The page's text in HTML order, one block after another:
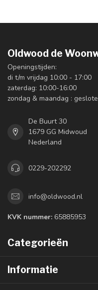
Oldwood de
Openingstijden:
di t/m vrijdag 10:00 - 17:00
zaterdag: 10:00-16:00
zondag & maandag :
De Buurt 30
1679 GG Midwoud
Nederland
0229-202292
info@oldwood.nl
KVK nummer: 65885953
Categorieën
Informatie